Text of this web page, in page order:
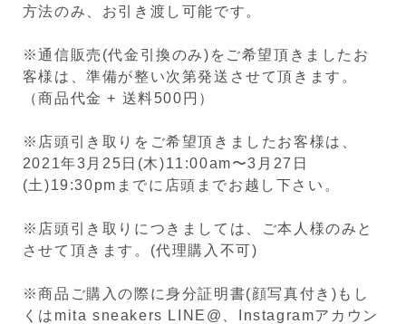
方法のみ、お引き渡し可能です。
※通信販売(代金引換のみ)をご希望頂きましたお
客様は、準備が整い次第発送させて頂きます。
（商品代金 + 送料500円）
※店頭引き取りをご希望頂きましたお客様は、
2021年3月25日(木)11:00am〜3月27日
(土)19:30pmまでに店頭までお越し下さい。
※店頭引き取りにつきましては、ご本人様のみと
させて頂きます。(代理購入不可)
※商品ご購入の際に身分証明書(顔写真付き)もし
くはmita sneakers LINE@、Instagramアカウン